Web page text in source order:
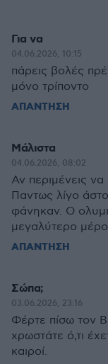
Για να
04.06.2026, 10:15
πάρεις βολές
μόνο τρίποντο
ΑΠΑΝΤΗΣΗ
Μάλιστα
04.06.2026, 08:02
Αν περιμένεις
Παντως λίγο
φάνηκαν. Ο
μεγαλύτερο
ΑΠΑΝΤΗΣΗ
Σώπα;
03.06.2026, 23:16
Φέρτε πίσω τον
χρωστάτε ό,τι
καιροί.